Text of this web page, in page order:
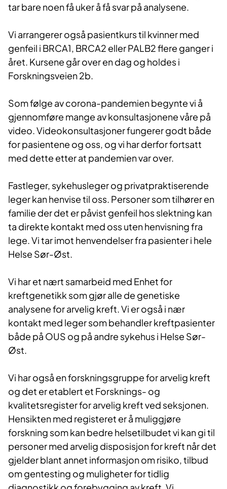
tar bare noen få uker å få svar på analysene.
Vi arrangerer også pasientkurs til kvinner med
genfeil i BRCA1, BRCA2 eller PALB2 flere ganger i
året. Kursene går over en dag og holdes i
Forskningsveien 2b.
Som følge av corona-pandemien begynte vi å
gjennomføre mange av konsultasjonene våre på
video. Videokonsultasjoner fungerer godt både
for pasientene og oss, og vi har derfor fortsatt
med dette etter at pandemien var over.
Fastleger, sykehusleger og privatpraktiserende
leger kan henvise til oss. Personer som tilhører en
familie der det er påvist genfeil hos slektning kan
ta direkte kontakt med oss uten henvisning fra
lege. Vi tar imot henvendelser fra pasienter i hele
Helse Sør-Øst.
Vi har et nært samarbeid med Enhet for
kreftgenetikk som gjør alle de genetiske
analysene for arvelig kreft. Vi er også i nær
kontakt med leger som behandler kreftpasienter
både på OUS og på andre sykehus i Helse Sør-
Øst.
Vi har også en forskningsgruppe for arvelig kreft
og det er etablert et Forsknings- og
kvalitetsregister for arvelig kreft ved seksjonen.
Hensikten med registeret er å muliggjøre
forskning som kan bedre helsetilbudet vi kan gi til
personer med arvelig disposisjon for kreft når det
gjelder blant annet informasjon om risiko, tilbud
om gentesting og muligheter for tidlig